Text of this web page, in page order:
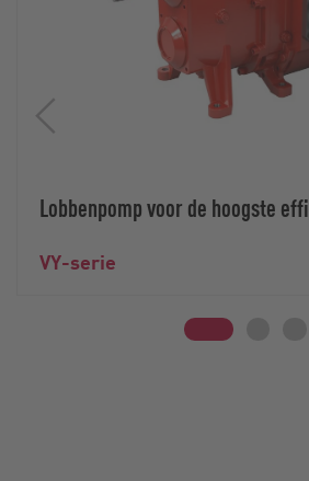
Lobbenpomp voor de hoogste
VY-serie